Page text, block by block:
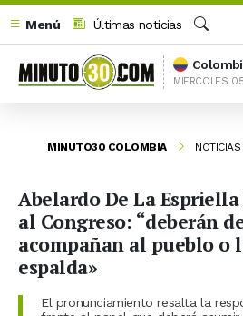
Menú
Últimas noticias
Buscar
MIERCOLES
MINUTO30 COLOMBIA
Abelardo De La
al Congreso: “deberán
acompañan al pueblo o
espalda»
El pronunciamiento resalta la